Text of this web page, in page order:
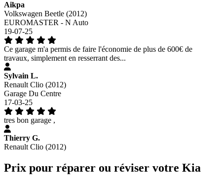
Aikpa
Volkswagen Beetle (2012)
EUROMASTER - N Auto
19-07-25
Ce garage m'a permis de faire l'économie de plus de 600€ de
travaux, simplement en resserrant des...
Sylvain L.
Renault Clio (2012)
Garage Du Centre
17-03-25
tres bon garage ,
Thierry G.
Renault Clio (2012)
Prix pour réparer ou réviser votre Kia